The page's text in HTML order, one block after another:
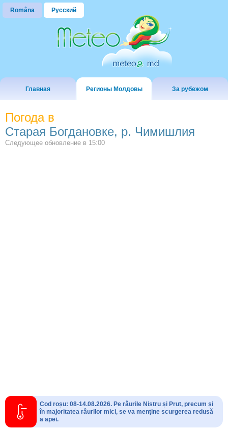
Româna Русский
Главная Регионы Молдовы За рубежом
Погода в
Старая Богдановке, р. Чимишлия
Следующее обновление в 15:00
Cod roșu: 08-14.08.2026. Pe râurile Nistru și Prut, precum și
în majoritatea râurilor mici, se va menține scurgerea redusă
a apei.